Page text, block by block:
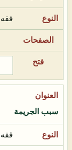
فقه
سبب الجريمة
فقه